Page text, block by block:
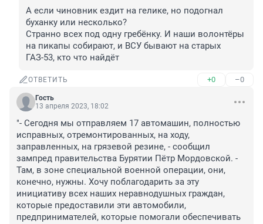
А если чиновник ездит на гелике, но подогнал
буханку или несколько?
Странно всех под одну гребёнку. И наши волонтёры
на пикапы собирают, и ВСУ бывают на старых
ГАЗ-53, кто что найдёт
ОТВЕТИТЬ +0 –0
Гость
13 апреля 2023, 18:02
"- Сегодня мы отправляем 17 автомашин, полностью
исправных, отремонтированных, на ходу,
заправленных, на грязевой резине, - сообщил
зампред правительства Бурятии Пётр Мордовской. -
Там, в зоне специальной военной операции, они,
конечно, нужны. Хочу поблагодарить за эту
инициативу всех наших неравнодушных граждан,
которые предоставили эти автомобили,
предпринимателей, которые помогали обеспечивать